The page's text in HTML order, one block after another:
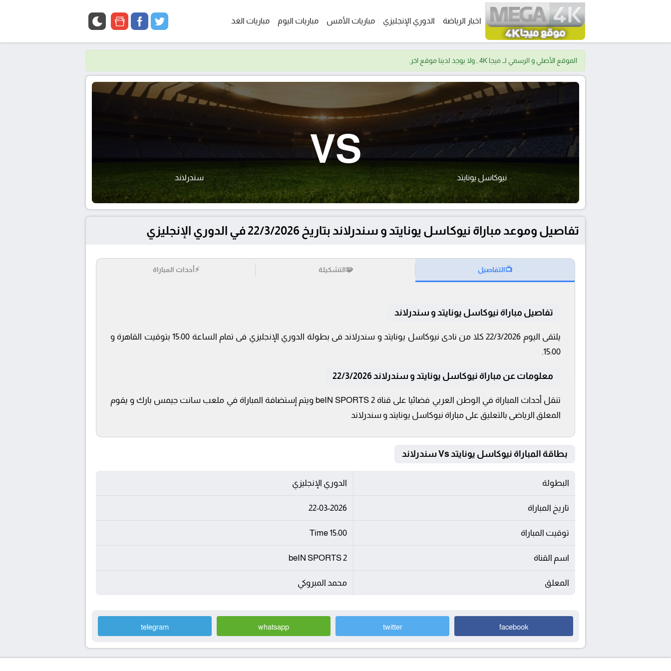
اخبار الرياضة الدوري الإنجليزي مباريات الأمس مباريات اليوم مباريات الغد twitter
facebook
google
الموقع الأصلي و الرسمي لــ ميجا 4K , ولا يوجد لدينا موقع اخر.
نيوكاسل يونايتد
VS
سندرلاند
تفاصيل وموعد مباراة نيوكاسل يونايتد و سندرلاند بتاريخ 22/3/2026 في الدوري الإنجليزي
📺التفاصيل 🧩التشكيلة ⚡أحداث المباراة
تفاصيل مباراة نيوكاسل يونايتد و سندرلاند
يلتقى اليوم 22/3/2026 كلا من نادى نيوكاسل يونايتد و سندرلاند فى بطولة الدوري الإنجليزي فى تمام الساعة 15:00 بتوقيت القاهرة و
15:00.
معلومات عن مباراة نيوكاسل يونايتد و سندرلاند 22/3/2026
تنقل أحداث المباراة في الوطن العربي فضائيا على قناة beIN SPORTS 2 ويتم إستضافة المباراة في ملعب سانت جيمس بارك و يقوم
المعلق الرياضى بالتعليق على مباراة نيوكاسل يونايتد و سندرلاند
بطاقة المباراة نيوكاسل يونايتد Vs سندرلاند
البطولة الدوري الإنجليزي
تاريخ المباراة 22-03-2026
توقيت المباراة 15:00 Time
اسم القناة beIN SPORTS 2
المعلق محمد المبروكي
facebook
twitter
whatsapp
telegram